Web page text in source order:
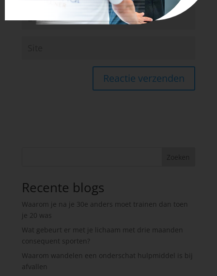
Zoeken
Recente blogs
Waarom je na je 30e anders moet trainen dan toen
je 20 was
Wat gebeurt er met je lichaam met drie maanden
consequent sporten?
Waarom wandelen een onderschat hulpmiddel is bij
afvallen